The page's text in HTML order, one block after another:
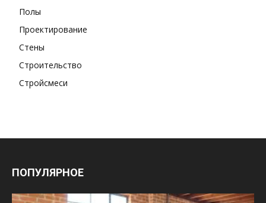
Полы
Проектирование
Стены
Строительство
Стройсмеси
ПОПУЛЯРНОЕ